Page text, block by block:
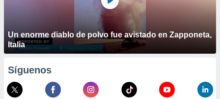
Un enorme diablo de polvo fue avistado en Zapponeta,
Italia
Síguenos